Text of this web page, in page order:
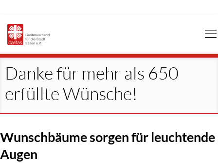
Danke für mehr als 650
erfüllte Wünsche!
Wunschbäume sorgen für leuchtende
Augen